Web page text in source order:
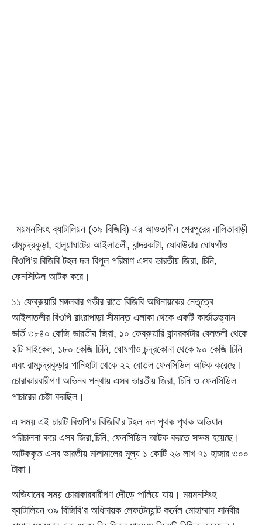
ময়মনসিংহ ব্যাটালিয়ন (৩৯ বিজিবি) এর আওতাধীন শেরপুরের নালিতাবাড়ী
রামচন্দ্রকুড়া, হালুয়াঘাটের আইলাতলী, বান্দরকাটা, ধোবাউরার ঘোষগাঁও
বিওপি’র বিজিবি টহল দল বিপুল পরিমাণ এসব ভারতীয় জিরা, চিনি,
ফেনসিডিল আটক করে।
১১ ফেব্রুয়ারি মঙ্গলবার গভীর রাতে বিজিবি অধিনায়কের নেতৃত্বে
আইলাতলীর বিওপি রাংরাপাড়া সীমান্ত এলাকা থেকে একটি কার্ভাডভ্যান
ভর্তি ৩৮৪০ কেজি ভারতীয় জিরা, ১০ ফেব্রুয়ারি বান্দরকাটার বেলতলী থেকে
২টি সাইকেল, ১৮০ কেজি চিনি, ঘোষগাঁও চন্দ্রকোনা থেকে ৯০ কেজি চিনি
এবং রামচন্দ্রকুড়ার পানিহাটা থেকে ২২ বোতল ফেনসিডিল আটক করেছে।
চোরাকারবারীগণ অভিনব পন্থায় এসব ভারতীয় জিরা, চিনি ও ফেনসিডিল
পাচারের চেষ্টা করছিল।
এ সময় এই চারটি বিওপি’র বিজিবি’র টহল দল পৃথক পৃথক অভিযান
পরিচালনা করে এসব জিরা,চিনি, ফেনসিডিল আটক করতে সক্ষম হয়েছে।
আটককৃত এসব ভারতীয় মালামালের মূল্য ১ কোটি ২৬ লাখ ৭১ হাজার ৩০০
টাকা।
অভিযানের সময় চোরাকারবারীগণ দৌড়ে পালিয়ে যায়। ময়মনসিংহ
ব্যাটালিয়ন ৩৯ বিজিবি’র অধিনায়ক লেফটেন্যান্ট কর্নেল মোহাম্মাদ সানবীর